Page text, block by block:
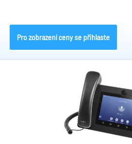
Pro zobrazení ceny se přihlaste